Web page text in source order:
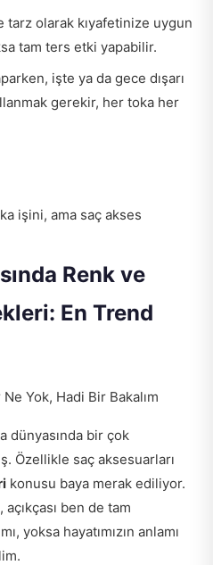
tarz olarak kıyafetinize uygun
tam ters etki yapabilir.
işte ya da gece dışarı
gerekir, her toka her
işini, ama saç akses
Renk ve
En Trend
Yok, Hadi Bir Bakalım
dünyasında bir çok
Özellikle saç aksesuarları
konusu baya merak ediliyor.
ben de tam
yoksa hayatımızın anlamı